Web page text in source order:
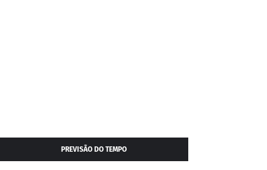
PREVISÃO DO TEMPO